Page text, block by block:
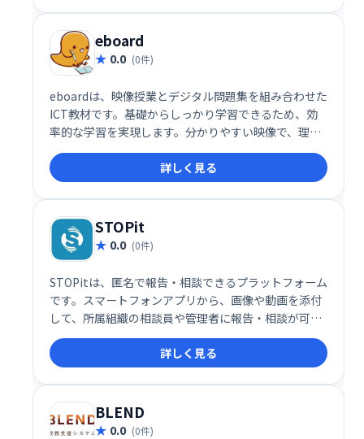
eboard
0.0 (0件)
eboardは、映像授業とデジタル問題集を組み合わせた
ICT教材です。基礎からしっかり学習できるため、効
率的な学習を実現します。分かりやすい映像で、理解
度を高め、デジタル問題集で反復学習も可能です。 学
習内容の定着を効果的にサポートし、確実な学力向上
を目指せます。
詳しく見る
STOPit
0.0 (0件)
STOPitは、匿名で報告・相談できるプラットフォーム
です。スマートフォンアプリから、画像や動画を添付
して、所属組織の相談員や管理者に報告・相談が可能
です。報告者と相談者のプライバシーを保護しつつ、
迅速な対応を支援します。自治体や企業における安全
なコミュニケーション環境の構築に貢献します。
STOPit Adminは、管理者向けの機能を提供し、相談
内容の確認や対応状況の把握を効率化します。
詳しく見る
BLEND
0.0 (0件)